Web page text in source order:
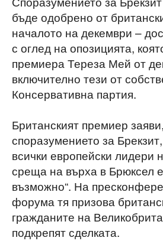
бъде одобрено от
началото на декември –
с оглед на опозицията,
премиера Тереза Мей от
включително тези от
Консервативна партия.
Британският премиер
споразумението за
всички европейски лидери
среща на върха в Брюксел
възможно“. На
форума тя призова
гражданите на
подкрепят сделката.